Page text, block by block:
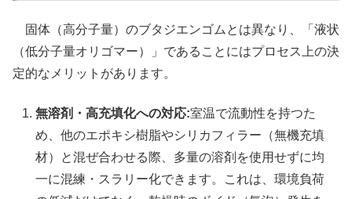
固体（高分子量）のブタジエンゴムとは異なり、「液状
（低分子量オリゴマー）」であることにはプロセス上の決
定的なメリットがあります。
無溶剤・高充填化への対応:室温で流動性を持つた
め、他のエポキシ樹脂やシリカフィラー（無機充填
材）と混ぜ合わせる際、多量の溶剤を使用せずに均
一に混練・スラリー化できます。これは、環境負荷